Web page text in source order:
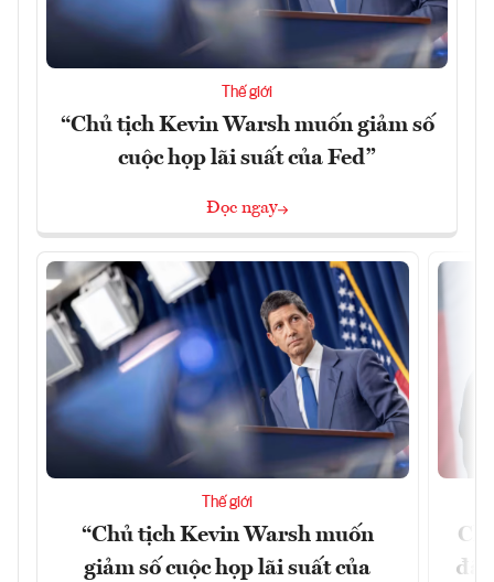
Thế giới
“Chủ tịch Kevin Warsh muốn giảm số
cuộc họp lãi suất của Fed”
Đọc ngay
Thế giới
“Chủ tịch Kevin Warsh muốn
giảm số cuộc họp lãi suất của
đã